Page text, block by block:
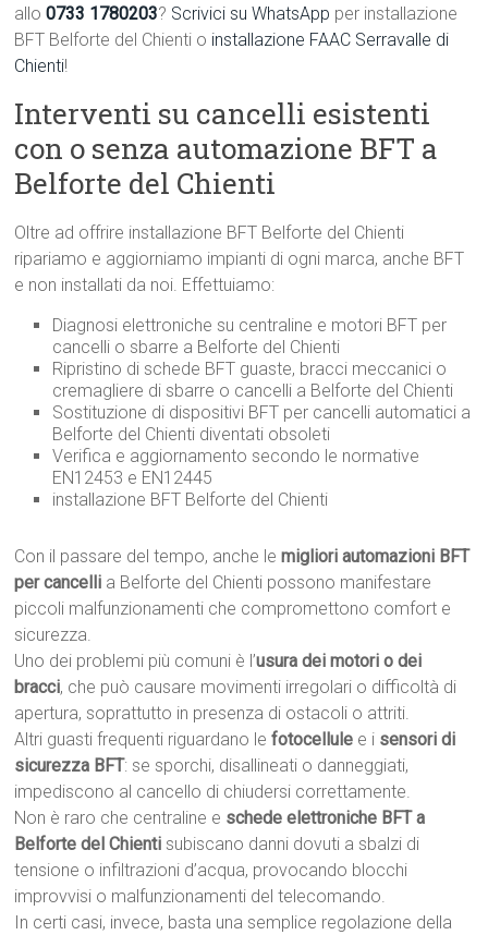
allo0733 1780203? Scrivici su WhatsApp per installazione
BFT Belforte del Chienti o installazione FAAC Serravalle di
Chienti!
Interventi su cancelli esistenti
con o senza automazione BFT a
Belforte del Chienti
Oltre ad offrire installazione BFT Belforte del Chienti
ripariamo e aggiorniamo impianti di ogni marca, anche BFT
e non installati da noi. Effettuiamo:
Diagnosi elettroniche su centraline e motori BFT per
cancelli o sbarre a Belforte del Chienti
Ripristino di schede BFT guaste, bracci meccanici o
cremagliere di sbarre o cancelli a Belforte del Chienti
Sostituzione di dispositivi BFT per cancelli automatici a
Belforte del Chienti diventati obsoleti
Verifica e aggiornamento secondo le normative
EN12453 e EN12445
installazione BFT Belforte del Chienti
Con il passare del tempo, anche lemigliori automazioni BFT
per cancelli a Belforte del Chienti possono manifestare
piccoli malfunzionamenti che compromettono comfort e
sicurezza.
Uno dei problemi più comuni è l’usura dei motori o dei
bracci, che può causare movimenti irregolari o difficoltà di
apertura, soprattutto in presenza di ostacoli o attriti.
Altri guasti frequenti riguardano lefotocellule e i sensori di
sicurezza BFT: se sporchi, disallineati o danneggiati,
impediscono al cancello di chiudersi correttamente.
Non è raro che centraline e schede elettroniche BFT a
Belforte del Chienti subiscano danni dovuti a sbalzi di
tensione o infiltrazioni d’acqua, provocando blocchi
improvvisi o malfunzionamenti del telecomando.
In certi casi, invece, basta una semplice regolazione della